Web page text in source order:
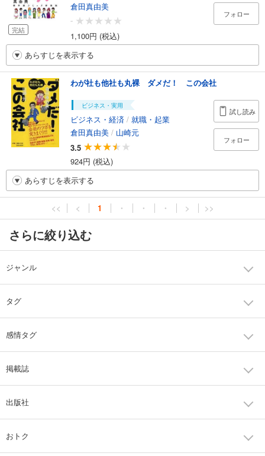
完結
倉田真由美
-
1,100円 (税込)
フォロー
あらすじを表示する
わが社も他社も丸裸 ダメだ！ この会社
ビジネス・実用
ビジネス・経済 / 就職・起業
倉田真由美 / 山崎元
3.5
924円 (税込)
試し読み
フォロー
あらすじを表示する
<< < 1 ・ ・ ・ > >>
さらに絞り込む
ジャンル
タグ
感情タグ
掲載誌
出版社
おトク